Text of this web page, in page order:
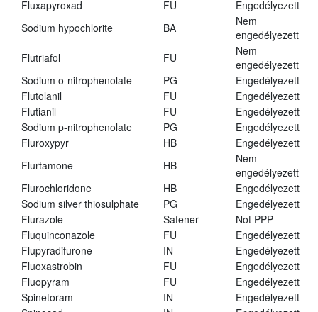
Fluxapyroxad
FU
Engedélyezett
Sodium hypochlorite
BA
Nem
engedélyezett
Flutriafol
FU
Nem
engedélyezett
Sodium o-nitrophenolate
PG
Engedélyezett
Flutolanil
FU
Engedélyezett
Flutianil
FU
Engedélyezett
Sodium p-nitrophenolate
PG
Engedélyezett
Fluroxypyr
HB
Engedélyezett
Flurtamone
HB
Nem
engedélyezett
Flurochloridone
HB
Engedélyezett
Sodium silver thiosulphate
PG
Engedélyezett
Flurazole
Safener
Not PPP
Fluquinconazole
FU
Engedélyezett
Flupyradifurone
IN
Engedélyezett
Fluoxastrobin
FU
Engedélyezett
Fluopyram
FU
Engedélyezett
Spinetoram
IN
Engedélyezett